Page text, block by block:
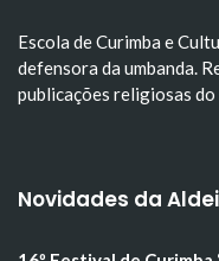
Escola de Curimba e
defensora da umbanda.
publicações religiosas
Novidades da